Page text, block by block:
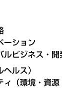
ーション
ルビジネス・
ルス）
ィ（環境・資源